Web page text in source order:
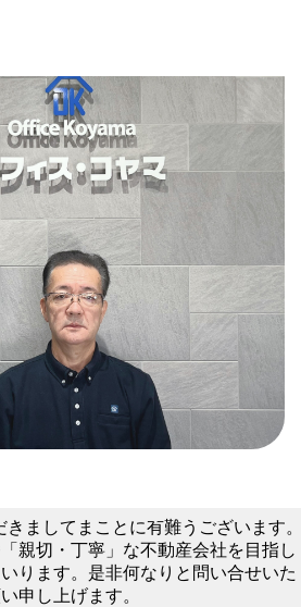
ましてまことに有難うございます。
親切・丁寧」な不動産会社を目指し
ります。是非何なりと問い合せいた
申し上げます。